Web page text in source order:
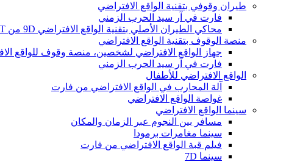
طيران وقوفي بتقنية الواقع الافتراضي
فارت في آر سيد الحرب الزمني
محاكي الطيران الأصلي بتقنية الواقع الافتراضي 9D من VART
منصة الوقوف بتقنية الواقع الافتراضي
جهاز الواقع الافتراضي لشخصين، منصة وقوف للواقع
فارت في آر سيد الحرب الزمني
الواقع الافتراضي للأطفال
آلة المحارب في الواقع الافتراضي من فارت
غواصة الواقع الافتراضي
سينما الواقع الافتراضي
مسافر بين النجوم عبر الزمان والمكان
سينما مغامرات برمودا
فيلم قبة الواقع الافتراضي من فارت
سينما 7D